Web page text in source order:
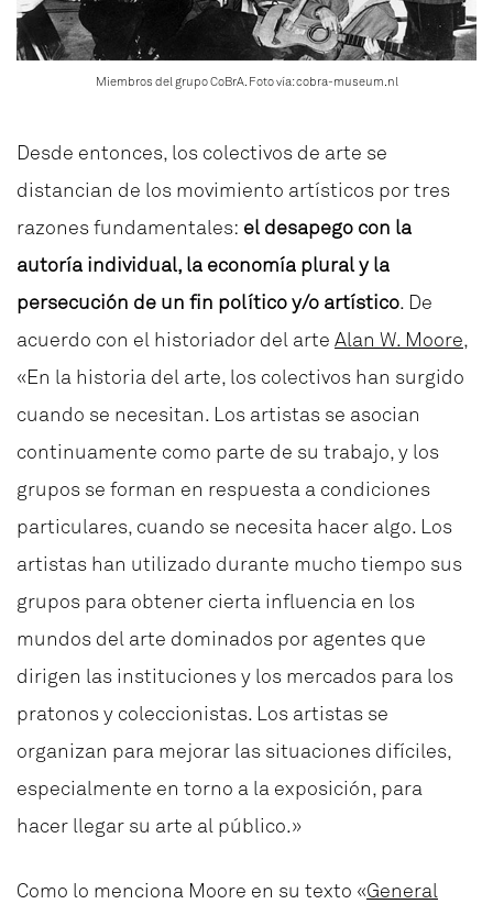
Miembros del grupo CoBrA. Foto vía: cobra-museum.nl
Desde entonces, los colectivos de arte se
distancian de los movimiento artísticos por tres
razones fundamentales: el desapego con la
autoría individual, la economía plural y la
persecución de un fin político y/o artístico. De
acuerdo con el historiador del arte Alan W. Moore,
«En la historia del arte, los colectivos han surgido
cuando se necesitan. Los artistas se asocian
continuamente como parte de su trabajo, y los
grupos se forman en respuesta a condiciones
particulares, cuando se necesita hacer algo. Los
artistas han utilizado durante mucho tiempo sus
grupos para obtener cierta influencia en los
mundos del arte dominados por agentes que
dirigen las instituciones y los mercados para los
pratonos y coleccionistas. Los artistas se
organizan para mejorar las situaciones difíciles,
especialmente en torno a la exposición, para
hacer llegar su arte al público.»
Como lo menciona Moore en su texto «General